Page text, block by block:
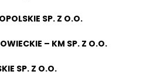
SP. Z O.O.
– KM SP. Z O.O.
SP. Z O.O.